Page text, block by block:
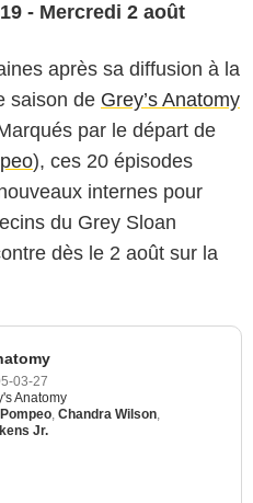
- Mercredi 2 août
après sa diffusion à la
saison de Grey’s Anatomy
par le départ de
), ces 20 épisodes
internes pour
du Grey Sloan
dès le 2 août sur la
03-27
Anatomy
, Chandra Wilson,
Jr.